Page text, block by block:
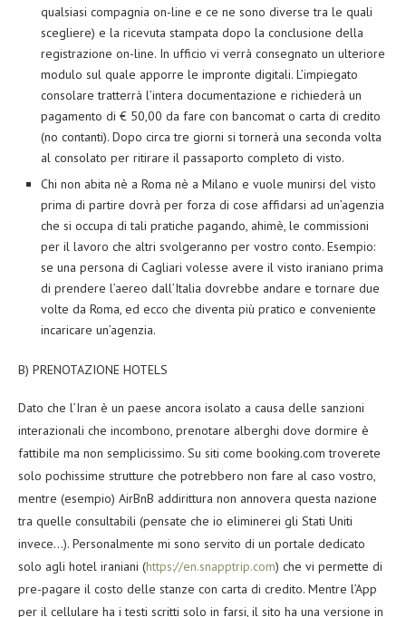
qualsiasi compagnia on-line e ce ne sono diverse tra le quali
scegliere) e la ricevuta stampata dopo la conclusione della
registrazione on-line. In ufficio vi verrà consegnato un ulteriore
modulo sul quale apporre le impronte digitali. L’impiegato
consolare tratterrà l’intera documentazione e richiederà un
pagamento di € 50,00 da fare con bancomat o carta di credito
(no contanti). Dopo circa tre giorni si tornerà una seconda volta
al consolato per ritirare il passaporto completo di visto.
Chi non abita nè a Roma nè a Milano e vuole munirsi del visto
prima di partire dovrà per forza di cose affidarsi ad un’agenzia
che si occupa di tali pratiche pagando, ahimè, le commissioni
per il lavoro che altri svolgeranno per vostro conto. Esempio:
se una persona di Cagliari volesse avere il visto iraniano prima
di prendere l’aereo dall’Italia dovrebbe andare e tornare due
volte da Roma, ed ecco che diventa più pratico e conveniente
incaricare un’agenzia.
B) PRENOTAZIONE HOTELS
Dato che l’Iran è un paese ancora isolato a causa delle sanzioni
interazionali che incombono, prenotare alberghi dove dormire è
fattibile ma non semplicissimo. Su siti come booking.com troverete
solo pochissime strutture che potrebbero non fare al caso vostro,
mentre (esempio) AirBnB addirittura non annovera questa nazione
tra quelle consultabili (pensate che io eliminerei gli Stati Uniti
invece…). Personalmente mi sono servito di un portale dedicato
solo agli hotel iraniani (https://en.snapptrip.com) che vi permette di
pre-pagare il costo delle stanze con carta di credito. Mentre l’App
per il cellulare ha i testi scritti solo in farsi, il sito ha una versione in